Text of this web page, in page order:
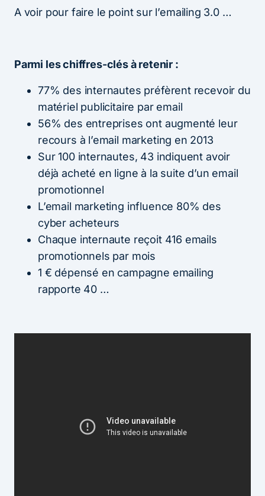
A voir pour faire le point sur l’emailing 3.0 …
Parmi les chiffres-clés à retenir :
77% des internautes préfèrent recevoir du
matériel publicitaire par email
56% des entreprises ont augmenté leur
recours à l’email marketing en 2013
Sur 100 internautes, 43 indiquent avoir
déjà acheté en ligne à la suite d’un email
promotionnel
L’email marketing influence 80% des
cyber acheteurs
Chaque internaute reçoit 416 emails
promotionnels par mois
1 € dépensé en campagne emailing
rapporte 40 …